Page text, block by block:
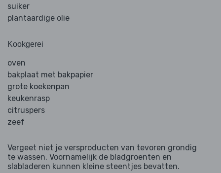
suiker
plantaardige olie
Kookgerei
oven
bakplaat met bakpapier
grote koekenpan
keukenrasp
citruspers
zeef
Vergeet niet je versproducten van tevoren grondig
te wassen. Voornamelijk de bladgroenten en
slabladeren kunnen kleine steentjes bevatten.